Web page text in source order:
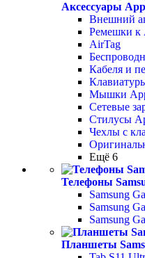
Аксессуары
Внешний
Ремешки к
AirTag
Кабеля и
Мышки
Сетевые
Стилусы
Чехлы с
Ещё 6
Телефоны
Samsung
Samsung
Samsung
Планшеты